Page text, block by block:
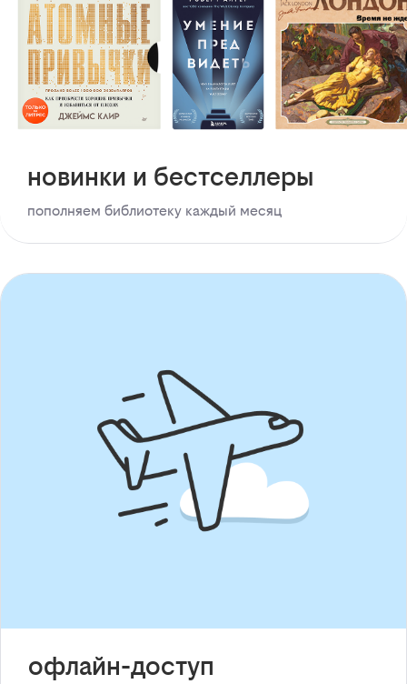
новинки и бестселлеры
пополняем библиотеку каждый месяц
офлайн-доступ